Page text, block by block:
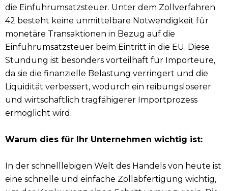
die Einfuhrumsatzsteuer. Unter dem Zollverfahren
42 besteht keine unmittelbare Notwendigkeit für
monetäre Transaktionen in Bezug auf die
Einfuhrumsatzsteuer beim Eintritt in die EU. Diese
Stundung ist besonders vorteilhaft für Importeure,
da sie die finanzielle Belastung verringert und die
Liquidität verbessert, wodurch ein reibungsloserer
und wirtschaftlich tragfähigerer Importprozess
ermöglicht wird.
Warum dies für Ihr Unternehmen wichtig ist:
In der schnelllebigen Welt des Handels von heute ist
eine schnelle und einfache Zollabfertigung wichtig,